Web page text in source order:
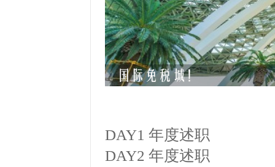
DAY1 年度述职
DAY2 年度述职